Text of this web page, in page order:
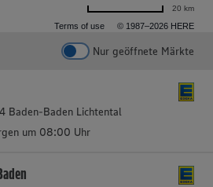
Terms of use © 1987–2026 HERE
20 km
Nur geöffnete Märkte
Filter zurücksetzen
Baden-Baden Lichtental
um 08:00 Uhr